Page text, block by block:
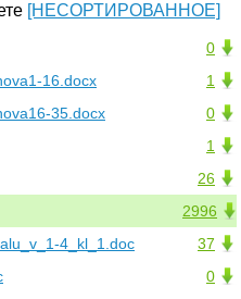
[НЕСОРТИРОВАННОЕ]
0
1
16.docx
0
35.docx
1
26
2996
37
4_kl_1.doc
0